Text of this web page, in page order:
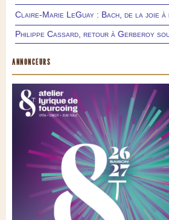
Claire-Marie LeGuay : Bach, de la joie à
Philippe Cassard, retour à Gerberoy
ANNONCEURS